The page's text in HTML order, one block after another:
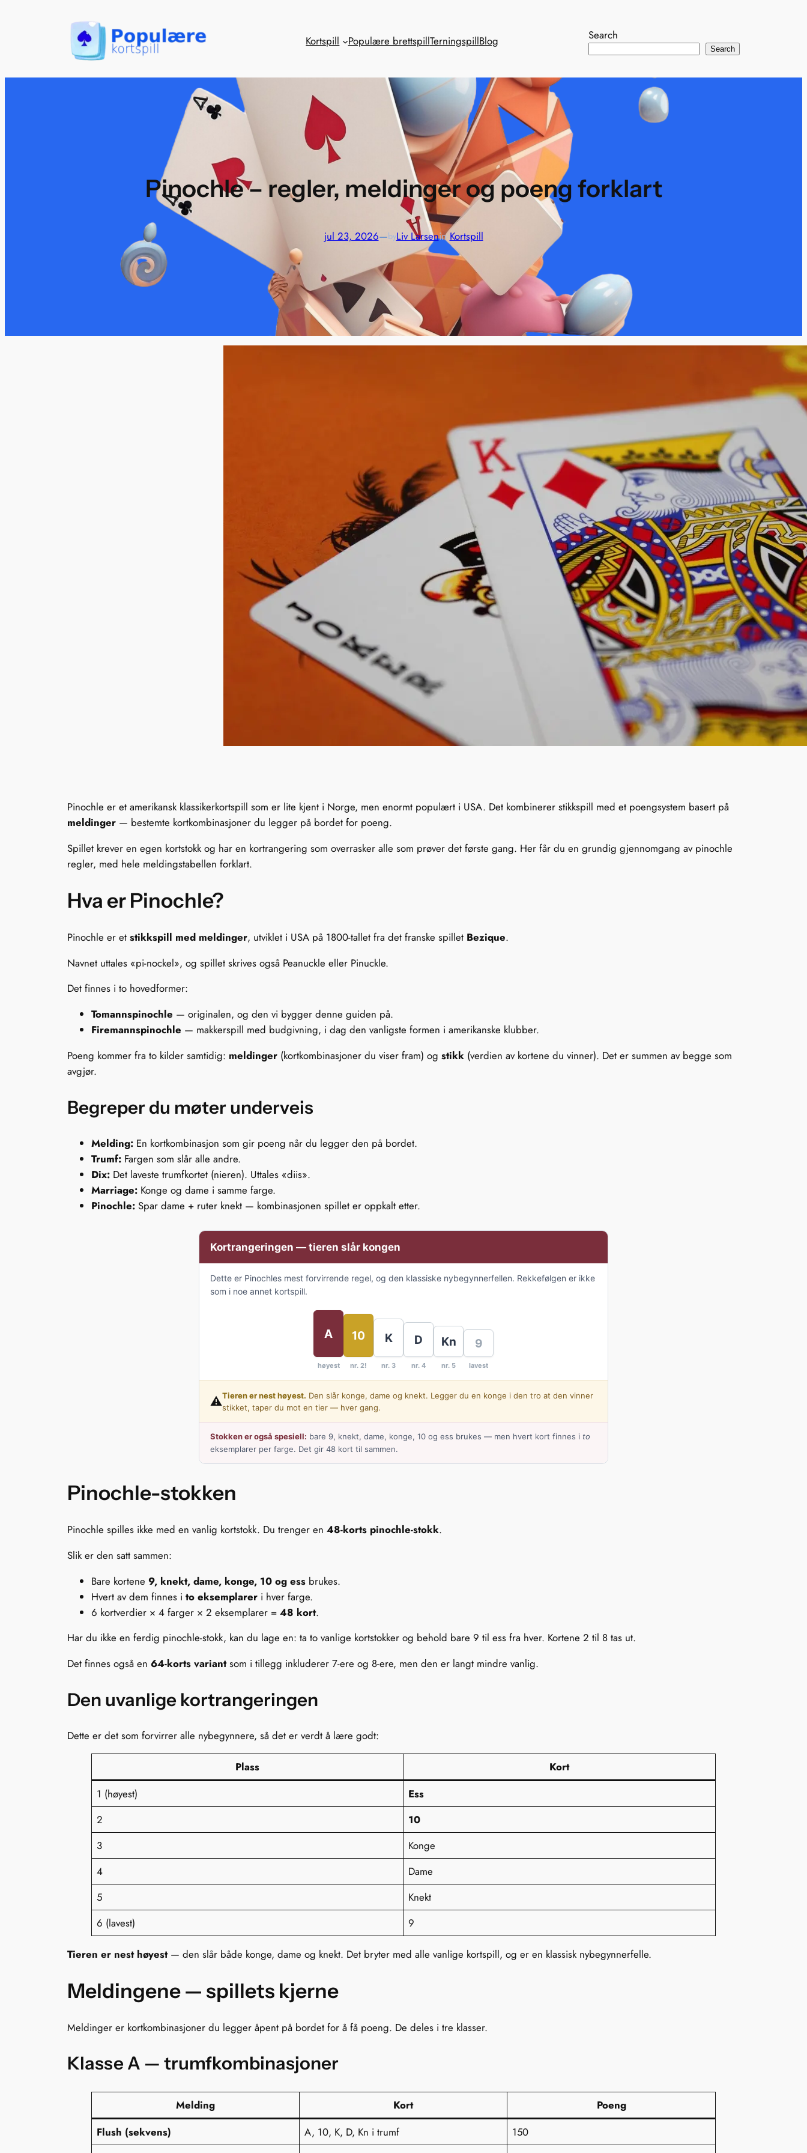
Kortspill Populære brettspillTerningspillBlog Search
Search
Pinochle – regler, meldinger og poeng forklart
jul 23, 2026—byLiv LarseninKortspill
Pinochle er et amerikansk klassikerkortspill som er lite kjent i Norge, men enormt populært i USA. Det kombinerer stikkspill med et poengsystem basert på
meldinger — bestemte kortkombinasjoner du legger på bordet for poeng.
Spillet krever en egen kortstokk og har en kortrangering som overrasker alle som prøver det første gang. Her får du en grundig gjennomgang av pinochle
regler, med hele meldingstabellen forklart.
Hva er Pinochle?
Pinochle er et stikkspill med meldinger, utviklet i USA på 1800-tallet fra det franske spillet Bezique.
Navnet uttales «pi-nockel», og spillet skrives også Peanuckle eller Pinuckle.
Det finnes i to hovedformer:
Tomannspinochle — originalen, og den vi bygger denne guiden på.
Firemannspinochle — makkerspill med budgivning, i dag den vanligste formen i amerikanske klubber.
Poeng kommer fra to kilder samtidig: meldinger (kortkombinasjoner du viser fram) og stikk (verdien av kortene du vinner). Det er summen av begge som
avgjør.
Begreper du møter underveis
Melding: En kortkombinasjon som gir poeng når du legger den på bordet.
Trumf: Fargen som slår alle andre.
Dix: Det laveste trumfkortet (nieren). Uttales «diis».
Marriage: Konge og dame i samme farge.
Pinochle: Spar dame + ruter knekt — kombinasjonen spillet er oppkalt etter.
Kortrangeringen — tieren slår kongen
Dette er Pinochles mest forvirrende regel, og den klassiske nybegynnerfellen. Rekkefølgen er ikke
som i noe annet kortspill.
A
høyest
10
nr. 2!
K
nr. 3
D
nr. 4
Kn
nr. 5
9
lavest
⚠Tieren er nest høyest. Den slår konge, dame og knekt. Legger du en konge i den tro at den vinner
stikket, taper du mot en tier — hver gang.
Stokken er også spesiell: bare 9, knekt, dame, konge, 10 og ess brukes — men hvert kort finnes i to
eksemplarer per farge. Det gir 48 kort til sammen.
Pinochle-stokken
Pinochle spilles ikke med en vanlig kortstokk. Du trenger en 48-korts pinochle-stokk.
Slik er den satt sammen:
Bare kortene 9, knekt, dame, konge, 10 og ess brukes.
Hvert av dem finnes i to eksemplarer i hver farge.
6 kortverdier × 4 farger × 2 eksemplarer = 48 kort.
Har du ikke en ferdig pinochle-stokk, kan du lage en: ta to vanlige kortstokker og behold bare 9 til ess fra hver. Kortene 2 til 8 tas ut.
Det finnes også en 64-korts variantsom i tillegg inkluderer 7-ere og 8-ere, men den er langt mindre vanlig.
Den uvanlige kortrangeringen
Dette er det som forvirrer alle nybegynnere, så det er verdt å lære godt:
Plass
Kort
1 (høyest)
Ess
2
10
3
Konge
4
Dame
5
Knekt
6 (lavest)
9
Tieren er nest høyest— den slår både konge, dame og knekt. Det bryter med alle vanlige kortspill, og er en klassisk nybegynnerfelle.
Meldingene — spillets kjerne
Meldinger er kortkombinasjoner du legger åpent på bordet for å få poeng. De deles i tre klasser.
Klasse A — trumfkombinasjoner
Melding Kort
Poeng
Flush (sekvens)
A, 10, K, D, Kn i trumf
150